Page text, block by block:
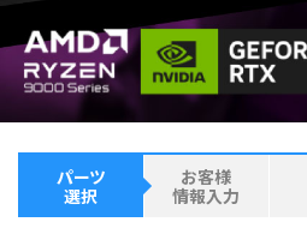
パーツ
選択
お客様
情報入力